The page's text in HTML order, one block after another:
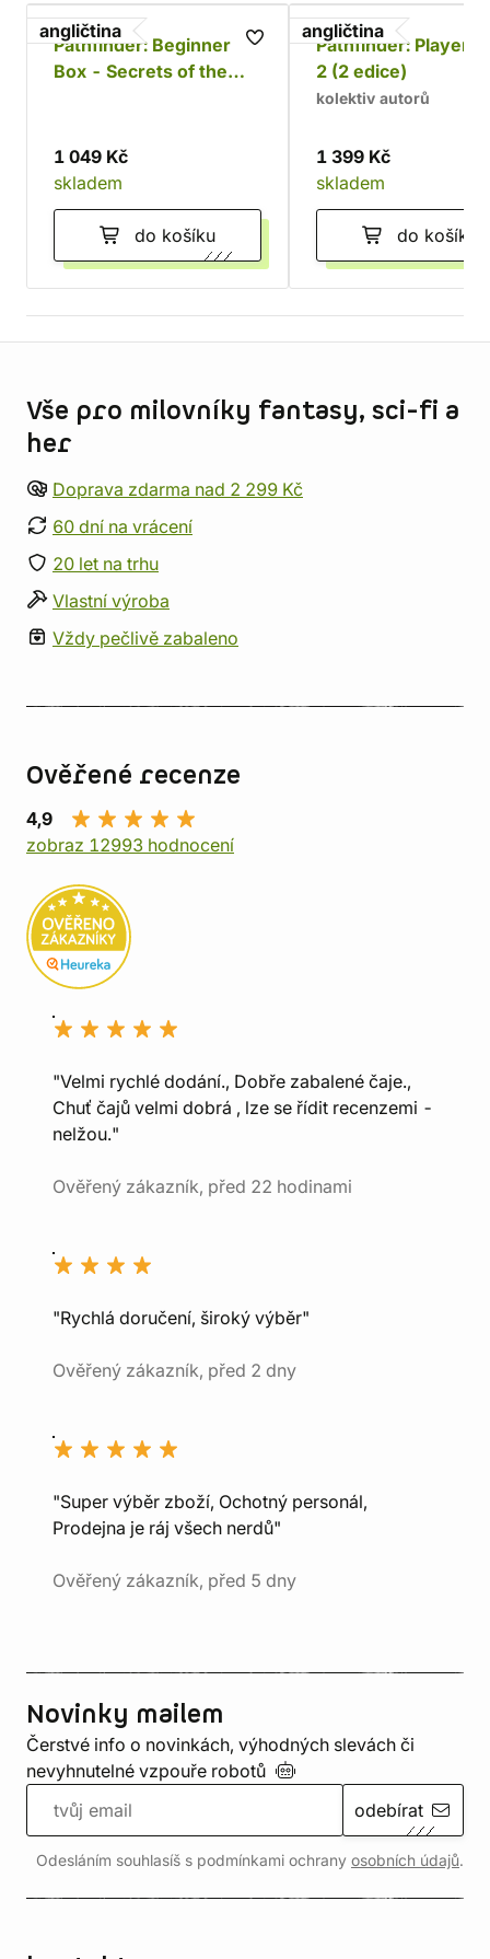
angličtina
Pathfinder: Beginner
Box - Secrets of the
1 049 Kč
skladem
do košíku
angličtina
Pathfinder: Player
2 (2 edice)
kolektiv autorů
1 399 Kč
skladem
do košíku
Vše pro milovníky fantasy, sci-fi a
her
Doprava zdarma nad 2 299 Kč
60 dní na vrácení
20 let na trhu
Vlastní výroba
Vždy pečlivě zabaleno
Ověřené recenze
4,9
zobraz 12993 hodnocení
"Velmi rychlé dodání., Dobře zabalené čaje.,
Chuť čajů velmi dobrá , lze se řídit recenzemi -
nelžou."
Ověřený zákazník, před 22 hodinami
"Rychlá doručení, široký výběr"
Ověřený zákazník, před 2 dny
"Super výběr zboží, Ochotný personál,
Prodejna je ráj všech nerdů"
Ověřený zákazník, před 5 dny
Novinky mailem
Čerstvé info o novinkách, výhodných slevách či
nevyhnutelné vzpouře robotů
odebírat
Odesláním souhlasíš s podmínkami ochrany osobních údajů.